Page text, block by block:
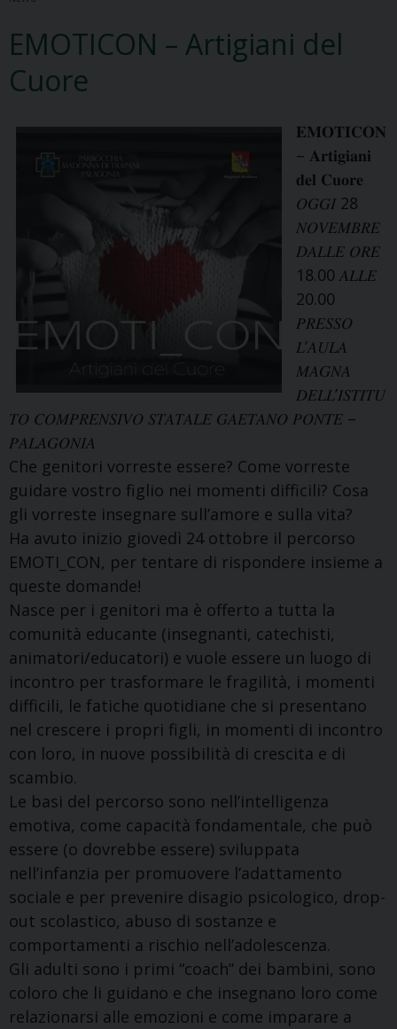
EMOTICON – Artigiani del
Cuore
𝐄𝐌𝐎𝐓𝐈𝐂𝐎𝐍
– 𝐀𝐫𝐭𝐢𝐠𝐢𝐚𝐧𝐢
𝐝𝐞𝐥 𝐂𝐮𝐨𝐫𝐞
𝑂𝐺𝐺𝐼 28
𝑁𝑂𝑉𝐸𝑀𝐵𝑅𝐸
𝐷𝐴𝐿𝐿𝐸 𝑂𝑅𝐸
18.00 𝐴𝐿𝐿𝐸
20.00
𝑃𝑅𝐸𝑆𝑆𝑂
𝐿’𝐴𝑈𝐿𝐴
𝑀𝐴𝐺𝑁𝐴
𝐷𝐸𝐿𝐿’𝐼𝑆𝑇𝐼𝑇𝑈
𝑇𝑂 𝐶𝑂𝑀𝑃𝑅𝐸𝑁𝑆𝐼𝑉𝑂 𝑆𝑇𝐴𝑇𝐴𝐿𝐸 𝐺𝐴𝐸𝑇𝐴𝑁𝑂 𝑃𝑂𝑁𝑇𝐸 –
𝑃𝐴𝐿𝐴𝐺𝑂𝑁𝐼𝐴
Che genitori vorreste essere? Come vorreste
guidare vostro figlio nei momenti difficili? Cosa
gli vorreste insegnare sull’amore e sulla vita?
Ha avuto inizio giovedì 24 ottobre il percorso
EMOTI_CON, per tentare di rispondere insieme a
queste domande!
Nasce per i genitori ma è offerto a tutta la
comunità educante (insegnanti, catechisti,
animatori/educatori) e vuole essere un luogo di
incontro per trasformare le fragilità, i momenti
difficili, le fatiche quotidiane che si presentano
nel crescere i propri figli, in momenti di incontro
con loro, in nuove possibilità di crescita e di
scambio.
Le basi del percorso sono nell’intelligenza
emotiva, come capacità fondamentale, che può
essere (o dovrebbe essere) sviluppata
nell’infanzia per promuovere l’adattamento
sociale e per prevenire disagio psicologico, drop-
out scolastico, abuso di sostanze e
comportamenti a rischio nell’adolescenza.
Gli adulti sono i primi “coach” dei bambini, sono
coloro che li guidano e che insegnano loro come
relazionarsi alle emozioni e come imparare a